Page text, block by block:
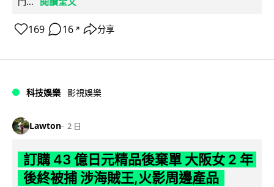
169 16 ↗ 分享
科技娛樂 影視娛樂
Lawton 2 日
訂購 43 億日元精品後棄單 大阪女 2 年
後終被捕 涉海賊王,火影周邊產品